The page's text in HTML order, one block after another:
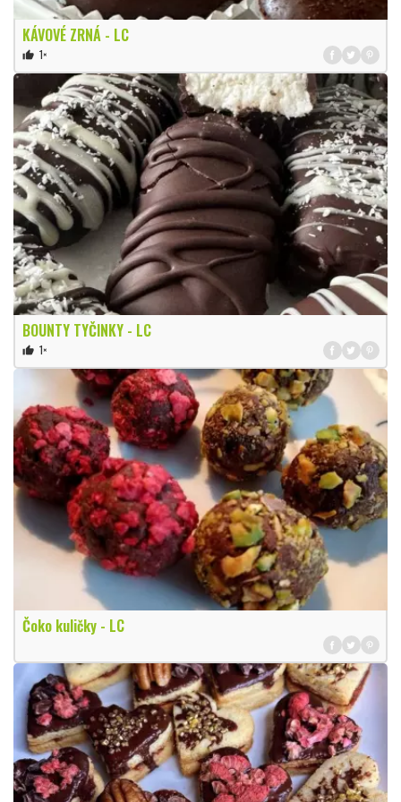
KÁVOVÉ ZRNÁ - LC
thumb_up 1×
BOUNTY TYČINKY - LC
thumb_up 1×
Čoko kuličky - LC